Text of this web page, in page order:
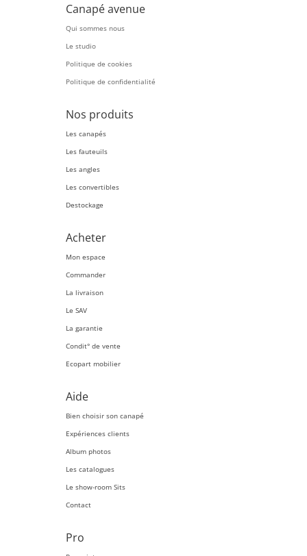
Canapé avenue
Qui sommes nous
Le studio
Politique de cookies
Politique de confidentialité
Nos produits
Les canapés
Les fauteuils
Les angles
Les convertibles
Destockage
Acheter
Mon espace
Commander
La livraison
Le SAV
La garantie
Condit° de vente
Ecopart mobilier
Aide
Bien choisir son canapé
Expériences clients
Album photos
Les catalogues
Le show-room Sits
Contact
Pro